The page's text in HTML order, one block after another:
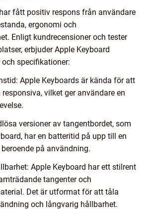
fått positiv respons från användare
ergonomi och
Enligt kundrecensioner och tester
erbjuder Apple Keyboard
specifikationer:
Apple Keyboards är kända för att
vilket ger användare en
versioner av tangentbordet, som
har en batteritid på upp till en
på användning.
Apple Keyboard har ett stilrent
tangenter och
Det är utformat för att tåla
och långvarig hållbarhet.